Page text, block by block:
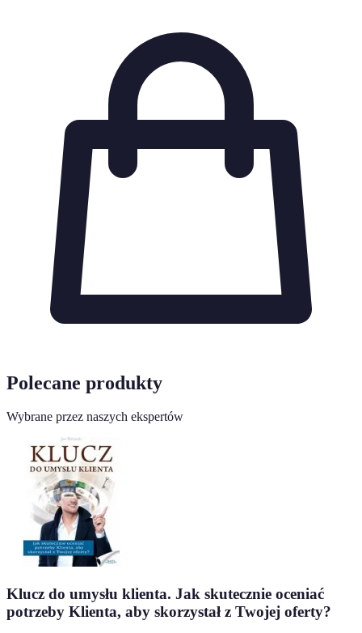
Polecane produkty
Wybrane przez naszych ekspertów
Klucz do umysłu klienta. Jak skutecznie oceniać
potrzeby Klienta, aby skorzystał z Twojej oferty?